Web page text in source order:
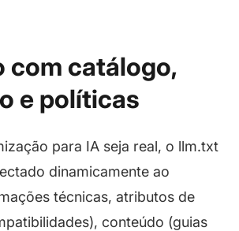
com catálogo,
e políticas
para IA seja real, o llm.txt
dinamicamente ao
técnicas, atributos de
conteúdo (guias